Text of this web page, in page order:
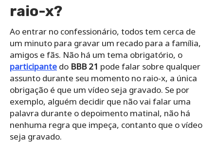
raio-x?
Ao entrar no confessionário, todos tem cerca de
um minuto para gravar um recado para a família,
amigos e fãs. Não há um tema obrigatório, o
participante do BBB 21 pode falar sobre qualquer
assunto durante seu momento no raio-x, a única
obrigação é que um vídeo seja gravado. Se por
exemplo, alguém decidir que não vai falar uma
palavra durante o depoimento matinal, não há
nenhuma regra que impeça, contanto que o vídeo
seja gravado.